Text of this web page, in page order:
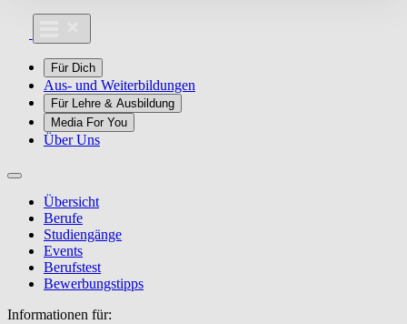
Für Dich
Aus- und Weiterbildungen
Für Lehre & Ausbildung
Media For You
Über Uns
Übersicht
Berufe
Studiengänge
Events
Berufstest
Bewerbungstipps
Informationen für: